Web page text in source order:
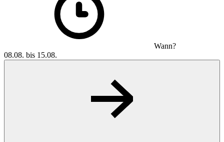
Wann?
08.08. bis 15.08.